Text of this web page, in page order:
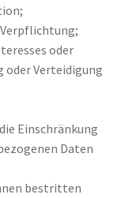
oder
oder Verteidigung
Einschränkung
Daten
bestritten